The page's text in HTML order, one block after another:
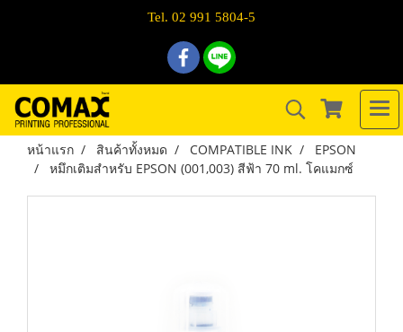
Tel. 02 991 5804-5
หน้าแรก สินค้าทั้งหมด COMPATIBLE INK
EPSON
หมึกเติมสำหรับ EPSON (001,003) สีฟ้า 70 ml. โคแมกซ์